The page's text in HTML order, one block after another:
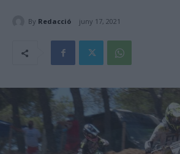
By Redacció juny 17, 2021